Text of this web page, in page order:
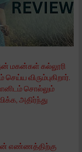
மகன்கள் கல்லூரி
விரும்புகிறார்.
சொல்லும்
அதிர்ந்து
எண்ணத்திற்கு